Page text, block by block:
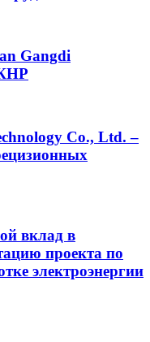
Gangdi
Co., Ltd. –
вклад в
проекта по
электроэнергии